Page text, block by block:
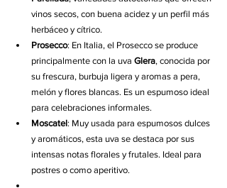
vinos secos, con buena acidez y un perfil más
herbáceo y cítrico.
Prosecco: En Italia, el Prosecco se produce
principalmente con la uva Glera, conocida por
su frescura, burbuja ligera y aromas a pera,
melón y flores blancas. Es un espumoso ideal
para celebraciones informales.
Moscatel: Muy usada para espumosos dulces
y aromáticos, esta uva se destaca por sus
intensas notas florales y frutales. Ideal para
postres o como aperitivo.